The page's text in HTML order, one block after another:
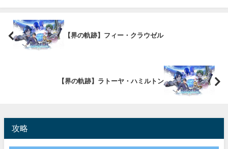
【界の軌跡】フィー・クラウゼル
【界の軌跡】ラトーヤ・ハミルトン
攻略